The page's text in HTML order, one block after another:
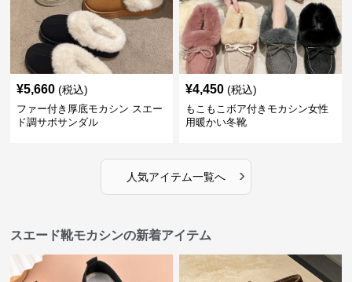
¥5,660 (税込)
ファー付き厚底モカシン スエー
ド調サボサンダル
¥4,450 (税込)
もこもこボア付きモカシン女性
用暖かい冬靴
人気アイテム一覧へ ›
スエード靴モカシンの新着アイテム